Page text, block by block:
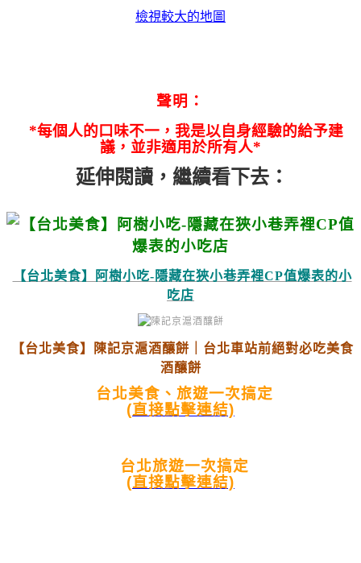
檢視較大的地圖
聲明：
*每個人的口味不一，我是以自身經驗的給予建
議，並非適用於所有人*
延伸閱讀，繼續看下去：
【台北美食】阿樹小吃-隱藏在狹小巷弄裡CP值爆表的小
吃店
【台北美食】陳記京滬酒釀餅｜台北車站前絕對必吃美食
酒釀餅
台北美食、旅遊一次搞定
(直接點擊連結)
台北旅遊一次搞定
(直接點擊連結)